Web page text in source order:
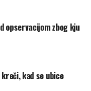
opservacijom zbog kju
kad se ubice